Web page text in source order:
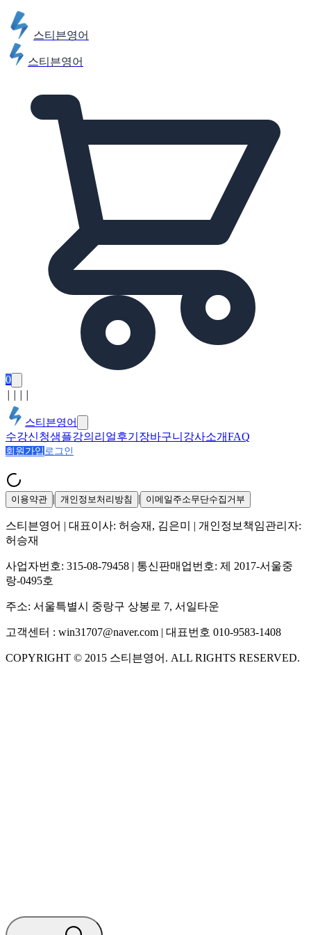
스티븐영어
스티븐영어
0
스티븐영어
수강신청샘플강의 리얼후기 장바구니 강사소개FAQ
회원가입 로그인
이용약관 | 개인정보처리방침 | 이메일주소무단수집거부
스티븐영어 | 대표이사: 허승재, 김은미
| 개인정보책임관리자:
허승재
사업자번호: 315-08-79458 | 통신판매업번호: 제 2017-서울중
랑-0495호
주소: 서울특별시 중랑구 상봉로 7, 서일타운
고객센터 : win31707@naver.com | 대표번호 010-9583-1408
COPYRIGHT © 2015 스티븐영어 . ALL RIGHTS RESERVED.